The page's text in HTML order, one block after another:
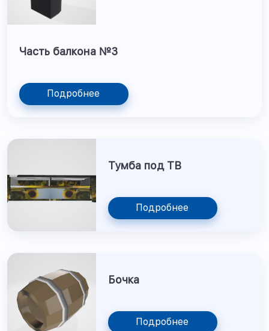
Часть балкона №3
Подробнее
Тумба под ТВ
Подробнее
Бочка
Подробнее